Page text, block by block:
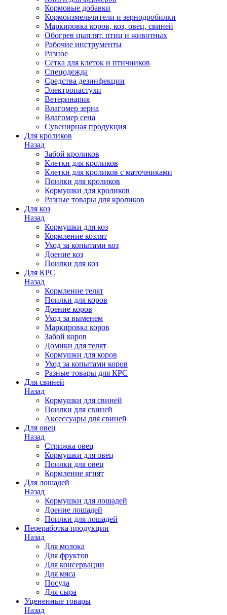
Кормовые добавки
Кормоизмельчители и зернодробилки
Маркировка коров, коз, овец, свиней
Обогрев цыплят, птиц и животных
Рабочие инструменты
Разное
Сетка для клеток и птичников
Спецодежда
Средства дезинфекции
Электропастухи
Ветеринария
Влагомер зерна
Влагомер сена
Сувенирная продукция
Для кроликов
Назад
Забой кроликов
Клетки для кроликов
Клетки для кроликов с маточниками
Поилки для кроликов
Кормушки для кроликов
Разные товары для кроликов
Для коз
Назад
Кормушки для коз
Кормление козлят
Уход за копытами коз
Доение коз
Поилки для коз
Для КРС
Назад
Кормление телят
Поилки для коров
Доение коров
Уход за выменем
Маркировка коров
Забой коров
Домики для телят
Кормушки для коров
Уход за копытами коров
Разные товары для КРС
Для свиней
Назад
Кормушки для свиней
Поилки для свиней
Аксессуары для свиней
Для овец
Назад
Стрижка овец
Кормушки для овец
Поилки для овец
Кормление ягнят
Для лошадей
Назад
Кормушки для лошадей
Доение лошадей
Поилки для лошадей
Переработка продукции
Назад
Для молока
Для фруктов
Для консервации
Для мяса
Посуда
Для сыра
Уцененные товары
Назад